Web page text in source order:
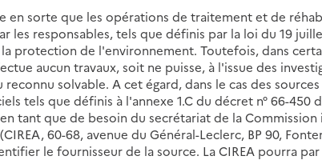
en sorte que les opérations de traitement et de
les responsables, tels que définis par la loi du 19
protection de l'environnement. Toutefois, dans
aucun travaux, soit ne puisse, à l'issue des
solvable. A cet égard, dans le cas des
tels que définis à l'annexe 1.C du décret n° 66-450
tant que de besoin du secrétariat de la
60-68, avenue du Général-Leclerc, BP 90,
le fournisseur de la source. La CIREA pourra